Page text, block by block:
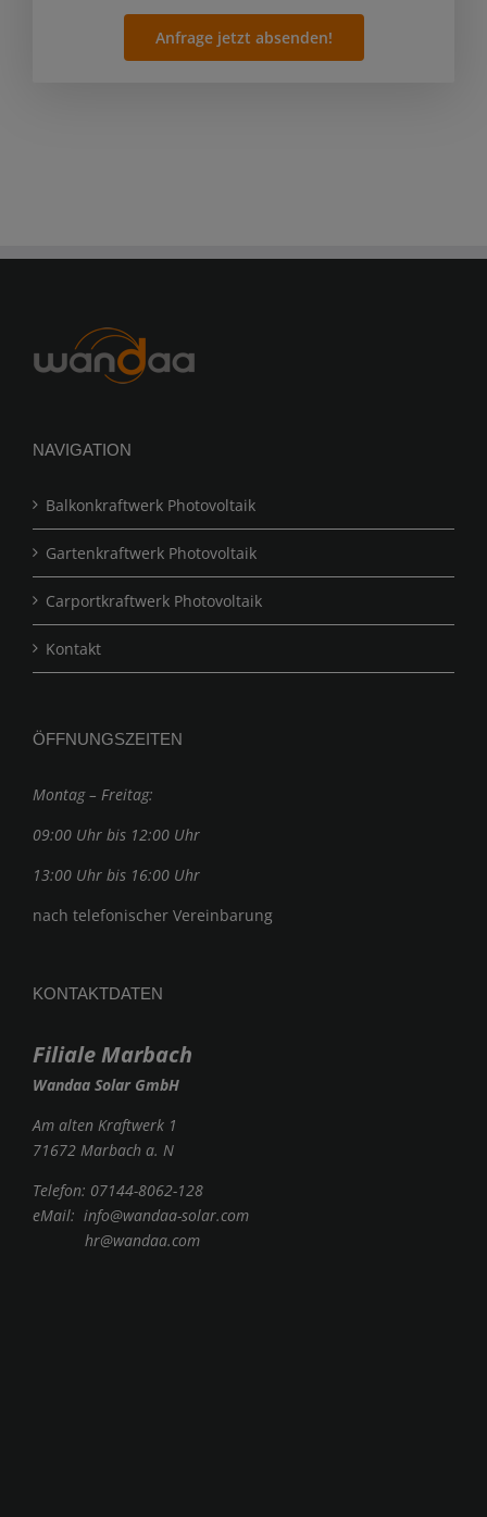
NAVIGATION
Balkonkraftwerk Photovoltaik
Gartenkraftwerk Photovoltaik
Carportkraftwerk Photovoltaik
Kontakt
ÖFFNUNGSZEITEN
Montag – Freitag:
09:00 Uhr bis 12:00 Uhr
13:00 Uhr bis 16:00 Uhr
nach telefonischer Vereinbarung
KONTAKTDATEN
Filiale Marbach
Wandaa Solar GmbH
Am alten Kraftwerk 1
71672 Marbach a. N
Telefon: 07144-8062-128
eMail: info@wandaa-solar.com
hr@wandaa.com